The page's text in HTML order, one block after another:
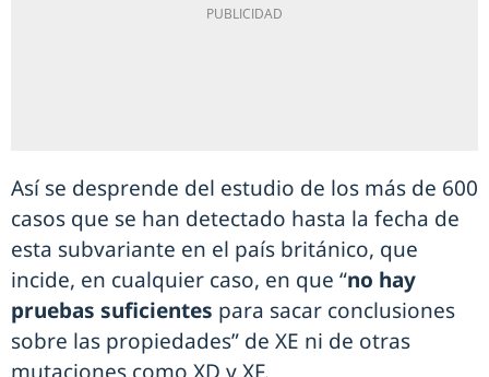
Así se desprende del estudio de los más de 600
casos que se han detectado hasta la fecha de
esta subvariante en el país británico, que
incide, en cualquier caso, en que “no hay
pruebas suficientes para sacar conclusiones
sobre las propiedades” de XE ni de otras